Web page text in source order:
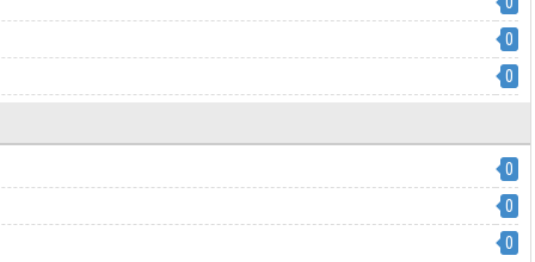
0
0
0
0
0
0
0
0